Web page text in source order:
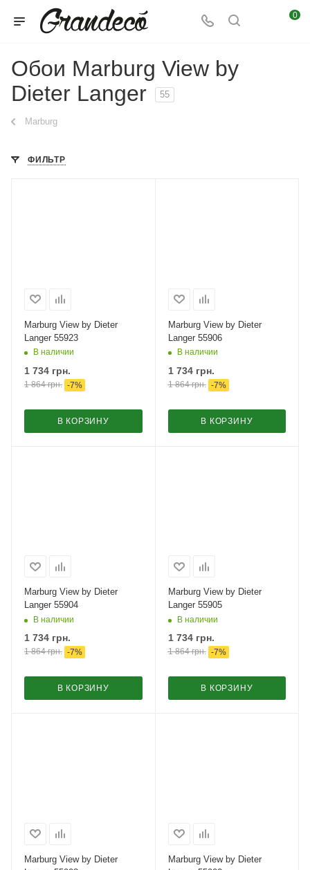
0
Обои Marburg View by
Dieter Langer
55
Marburg
ФИЛЬТР
Marburg View by Dieter
Langer 55923
В наличии
1 734 грн.
1 864грн. -7%
В КОРЗИНУ
Marburg View by Dieter
Langer 55906
В наличии
1 734грн.
1 864грн. -7%
В КОРЗИНУ
Marburg View by Dieter
Langer 55904
В наличии
1 734 грн.
1 864грн. -7%
В КОРЗИНУ
Marburg View by Dieter
Langer 55905
В наличии
1 734грн.
1 864грн. -7%
В КОРЗИНУ
Marburg View by Dieter
Marburg View by Dieter